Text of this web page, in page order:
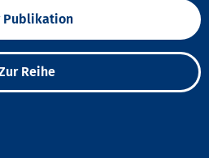
Publikation
Reihe